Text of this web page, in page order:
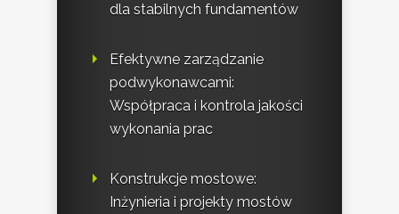
dla stabilnych fundamentów
Efektywne zarządzanie
podwykonawcami:
Współpraca i kontrola jakości
wykonania prac
Konstrukcje mostowe:
Inżynieria i projekty mostów